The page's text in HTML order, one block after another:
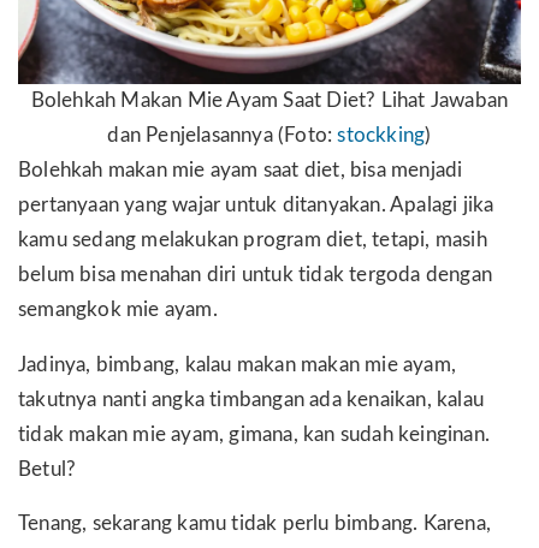
Bolehkah Makan Mie Ayam Saat Diet? Lihat Jawaban
dan Penjelasannya (Foto:stockking)
Bolehkah makan mie ayam saat diet, bisa menjadi
pertanyaan yang wajar untuk ditanyakan. Apalagi jika
kamu sedang melakukan program diet, tetapi, masih
belum bisa menahan diri untuk tidak tergoda dengan
semangkok mie ayam.
Jadinya, bimbang, kalau makan makan mie ayam,
takutnya nanti angka timbangan ada kenaikan, kalau
tidak makan mie ayam, gimana, kan sudah keinginan.
Betul?
Tenang, sekarang kamu tidak perlu bimbang. Karena,